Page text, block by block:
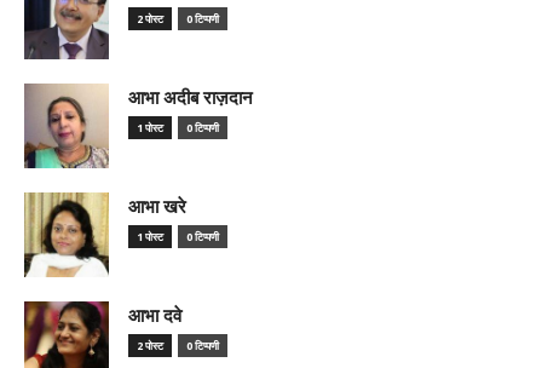
2 पोस्ट 0 टिप्पणी
आभा अदीब राज़दान
1 पोस्ट 0 टिप्पणी
आभा खरे
1 पोस्ट 0 टिप्पणी
आभा दवे
2 पोस्ट 0 टिप्पणी